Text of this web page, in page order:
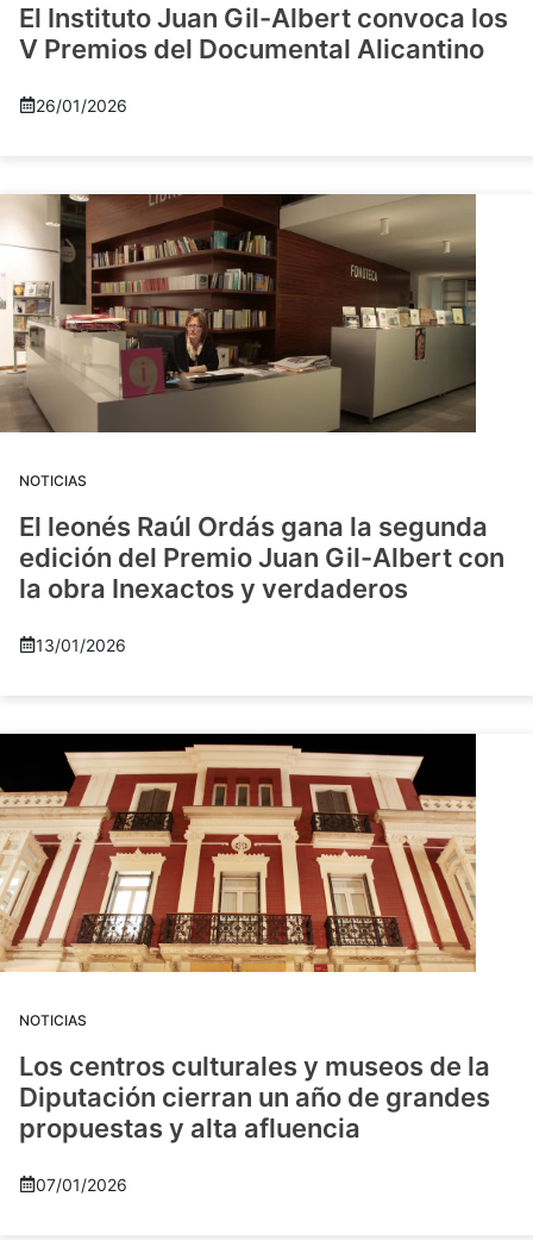
El Instituto Juan Gil-Albert convoca los
V Premios del Documental Alicantino
26/01/2026
NOTICIAS
El leonés Raúl Ordás gana la segunda
edición del Premio Juan Gil-Albert con
la obra Inexactos y verdaderos
13/01/2026
NOTICIAS
Los centros culturales y museos de la
Diputación cierran un año de grandes
propuestas y alta afluencia
07/01/2026